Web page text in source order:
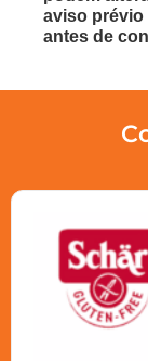
aviso
antes de